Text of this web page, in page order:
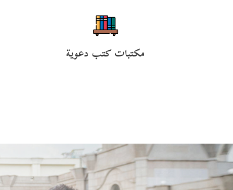
مكتبات كتب دعوية